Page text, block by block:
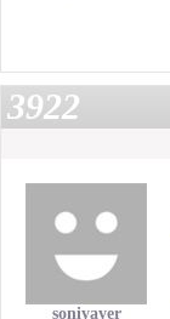
3922
soniyayer